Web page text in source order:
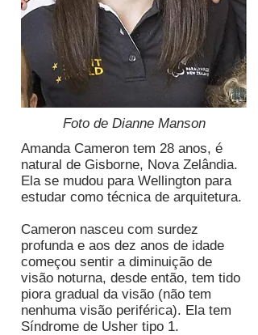
Foto de Dianne Manson
Amanda Cameron tem 28 anos, é
natural de Gisborne, Nova Zelândia.
Ela se mudou para Wellington para
estudar como técnica de arquitetura.
Cameron nasceu com surdez
profunda e aos dez anos de idade
começou sentir a diminuição de
visão noturna, desde então, tem tido
piora gradual da visão (não tem
nenhuma visão periférica). Ela tem
Síndrome de Usher tipo 1.